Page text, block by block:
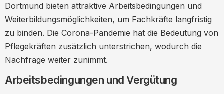
Dortmund bieten attraktive Arbeitsbedingungen und
Weiterbildungsmöglichkeiten, um Fachkräfte langfristig
zu binden. Die Corona-Pandemie hat die Bedeutung von
Pflegekräften zusätzlich unterstrichen, wodurch die
Nachfrage weiter zunimmt.
Arbeitsbedingungen und Vergütung